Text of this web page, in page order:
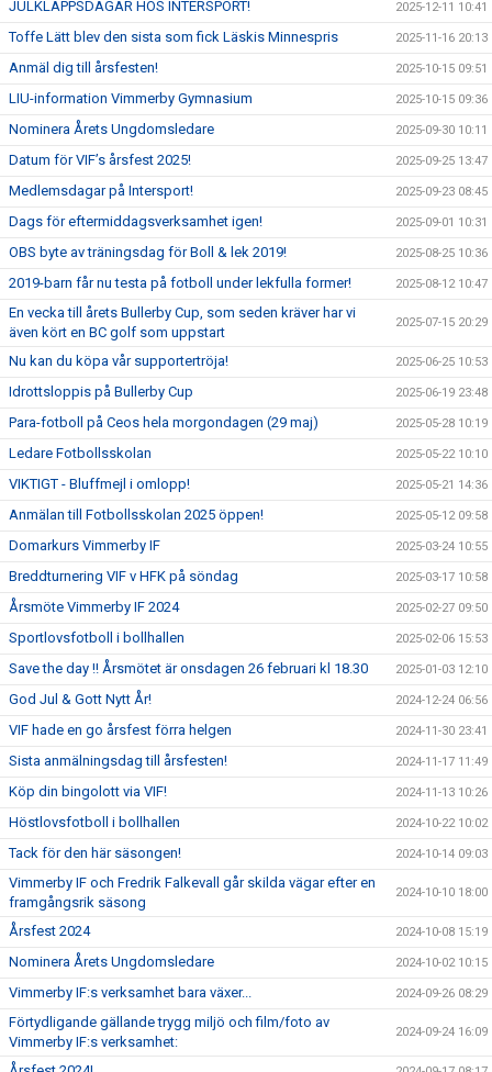
JULKLAPPSDAGAR HOS INTERSPORT! 2025-12-11 10:41
Toffe Lätt blev den sista som fick Läskis Minnespris 2025-11-16 20:13
Anmäl dig till årsfesten! 2025-10-15 09:51
LIU-information Vimmerby Gymnasium 2025-10-15 09:36
Nominera Årets Ungdomsledare 2025-09-30 10:11
Datum för VIF’s årsfest 2025! 2025-09-25 13:47
Medlemsdagar på Intersport! 2025-09-23 08:45
Dags för eftermiddagsverksamhet igen! 2025-09-01 10:31
OBS byte av träningsdag för Boll & lek 2019! 2025-08-25 10:36
2019-barn får nu testa på fotboll under lekfulla former! 2025-08-12 10:47
En vecka till årets Bullerby Cup, som seden kräver har vi
även kört en BC golf som uppstart
2025-07-15 20:29
Nu kan du köpa vår supportertröja! 2025-06-25 10:53
Idrottsloppis på Bullerby Cup 2025-06-19 23:48
Para-fotboll på Ceos hela morgondagen (29 maj) 2025-05-28 10:19
Ledare Fotbollsskolan 2025-05-22 10:10
VIKTIGT - Bluffmejl i omlopp! 2025-05-21 14:36
Anmälan till Fotbollsskolan 2025 öppen! 2025-05-12 09:58
Domarkurs Vimmerby IF 2025-03-24 10:55
Breddturnering VIF v HFK på söndag 2025-03-17 10:58
Årsmöte Vimmerby IF 2024 2025-02-27 09:50
Sportlovsfotboll i bollhallen 2025-02-06 15:53
Save the day !! Årsmötet är onsdagen 26 februari kl 18.30 2025-01-03 12:10
God Jul & Gott Nytt År! 2024-12-24 06:56
VIF hade en go årsfest förra helgen 2024-11-30 23:41
Sista anmälningsdag till årsfesten! 2024-11-17 11:49
Köp din bingolott via VIF! 2024-11-13 10:26
Höstlovsfotboll i bollhallen 2024-10-22 10:02
Tack för den här säsongen! 2024-10-14 09:03
Vimmerby IF och Fredrik Falkevall går skilda vägar efter en
framgångsrik säsong
2024-10-10 18:00
Årsfest 2024 2024-10-08 15:19
Nominera Årets Ungdomsledare 2024-10-02 10:15
Vimmerby IF:s verksamhet bara växer... 2024-09-26 08:29
Förtydligande gällande trygg miljö och film/foto av
Vimmerby IF:s verksamhet:
2024-09-24 16:09